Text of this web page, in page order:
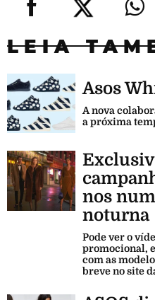
LEIA
Asos
A nova
a próxima
nos
noturna
Pode ver o
promocional,
com as
breve no site